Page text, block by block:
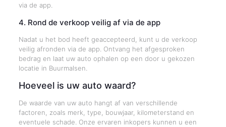
via de app.
4. Rond de verkoop veilig af via de app
Nadat u het bod heeft geaccepteerd, kunt u de verkoop
veilig afronden via de app. Ontvang het afgesproken
bedrag en laat uw auto ophalen op een door u gekozen
locatie in Buurmalsen.
Hoeveel is uw auto waard?
De waarde van uw auto hangt af van verschillende
factoren, zoals merk, type, bouwjaar, kilometerstand en
eventuele schade. Onze ervaren inkopers kunnen u een